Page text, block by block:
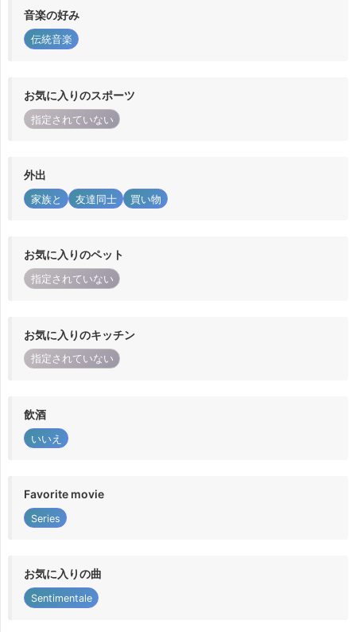
音楽の好み
伝統音楽
お気に入りのスポーツ
指定されていない
外出
家族と 友達同士 買い物
お気に入りのペット
指定されていない
お気に入りのキッチン
指定されていない
飲酒
いいえ
Favorite movie
Series
お気に入りの曲
Sentimentale